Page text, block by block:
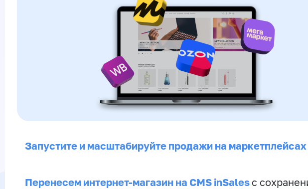
Запустите и масштабируйте продажи на маркетплейсах
Перенесем интернет-магазин на CMS inSales с